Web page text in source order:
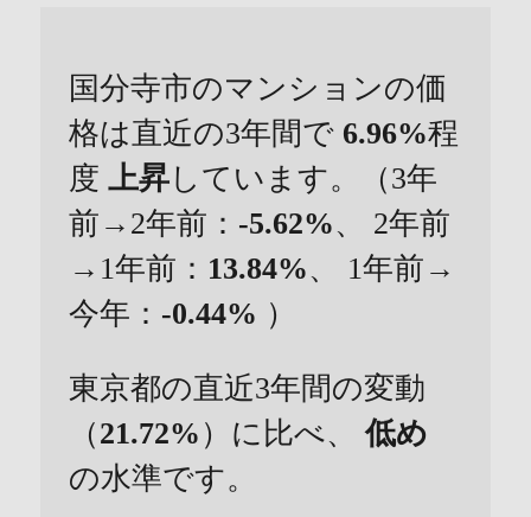
国分寺市のマンションの価
格は直近の3年間で 6.96%程
度 上昇しています。（3年
前→2年前： -5.62%、 2年前
→1年前： 13.84%、 1年前→
今年： -0.44% ）
東京都の直近3年間の変動
（21.72% ）に比べ、
低め
の水準です。